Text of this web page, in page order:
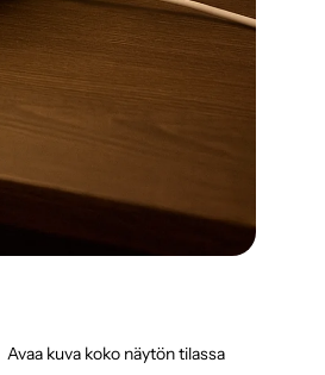
Avaa kuva koko näytön tilassa